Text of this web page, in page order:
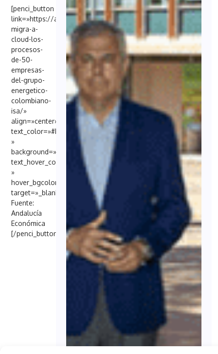
[penci_button
link=»https://andaluciaeconomica.com/ayesa-
migra-a-
cloud-los-
procesos-
de-50-
empresas-
del-grupo-
energetico-
colombiano-
isa/»
align=»center»
text_color=»#FFFFFF
»
background=»#6EB48C»
text_hover_color=»#FFFFFF
»
hover_bgcolor=»#000098″
target=»_blank»]
Fuente:
Andalucía
Económica
[/penci_button]